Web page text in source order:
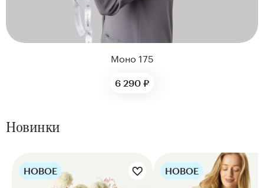
Моно 175
6 290 ₽
Новинки
Цветы букета:
НОВОЕ
Цветы букета:
НОВОЕ